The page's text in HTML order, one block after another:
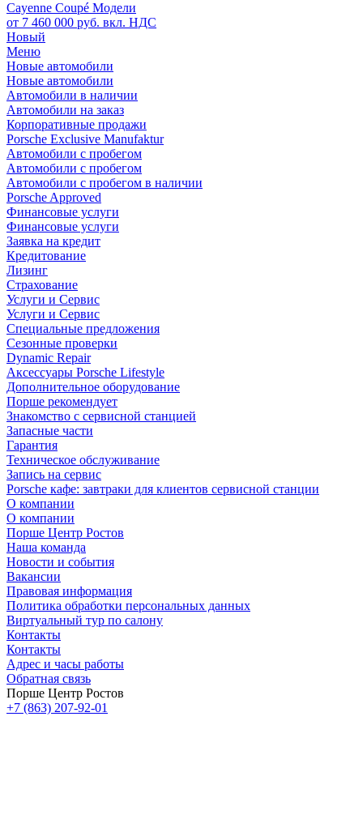
Cayenne Coupé Модели
от 7 460 000 руб. вкл. НДС
Новый
Меню
Новые автомобили
Новые автомобили
Автомобили в наличии
Автомобили на заказ
Корпоративные продажи
Porsche Exclusive Manufaktur
Автомобили с пробегом
Автомобили с пробегом
Автомобили с пробегом в наличии
Porsche Approved
Финансовые услуги
Финансовые услуги
Заявка на кредит
Кредитование
Лизинг
Страхование
Услуги и Сервис
Услуги и Сервис
Специальные предложения
Сезонные проверки
Dynamic Repair
Аксессуары Porsche Lifestyle
Дополнительное оборудование
Порше рекомендует
Знакомство с сервисной станцией
Запасные части
Гарантия
Техническое обслуживание
Запись на сервис
Porsche кафе: завтраки для клиентов сервисной станции
О компании
О компании
Порше Центр Ростов
Наша команда
Новости и события
Вакансии
Правовая информация
Политика обработки персональных данных
Виртуальный тур по салону
Контакты
Контакты
Адрес и часы работы
Обратная связь
Порше Центр Ростов
+7 (863) 207-92-01